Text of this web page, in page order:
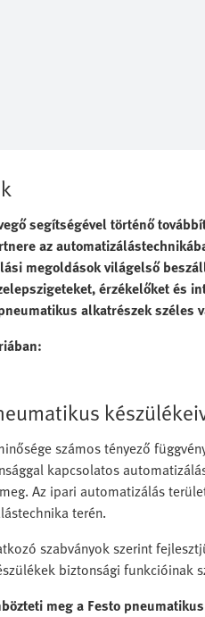
segítségével történő
az
megoldások világelső
érzékelőket és
alkatrészek széles
számos tényező
kapcsolatos
Az ipari automatizálás
terén.
szabványok szerint
biztonsági funkcióinak
meg a Festo